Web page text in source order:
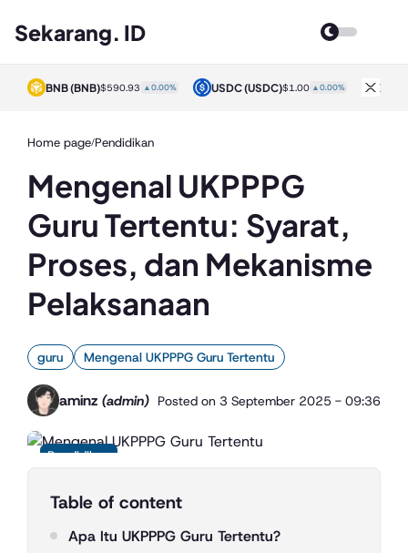
Sekarang. ID
BNB(BNB)$590.93 ▲0.00% USDC(USDC)$1.00 ▲0.00% XRP
Home page/Pendidikan
Mengenal UKPPPG
Guru Tertentu: Syarat,
Proses, dan Mekanisme
Pelaksanaan
guru Mengenal UKPPPG Guru Tertentu
aminz (admin) Posted on 3 September 2025 - 09:36
Pendidikan
Table of content
Apa Itu UKPPPG Guru Tertentu?